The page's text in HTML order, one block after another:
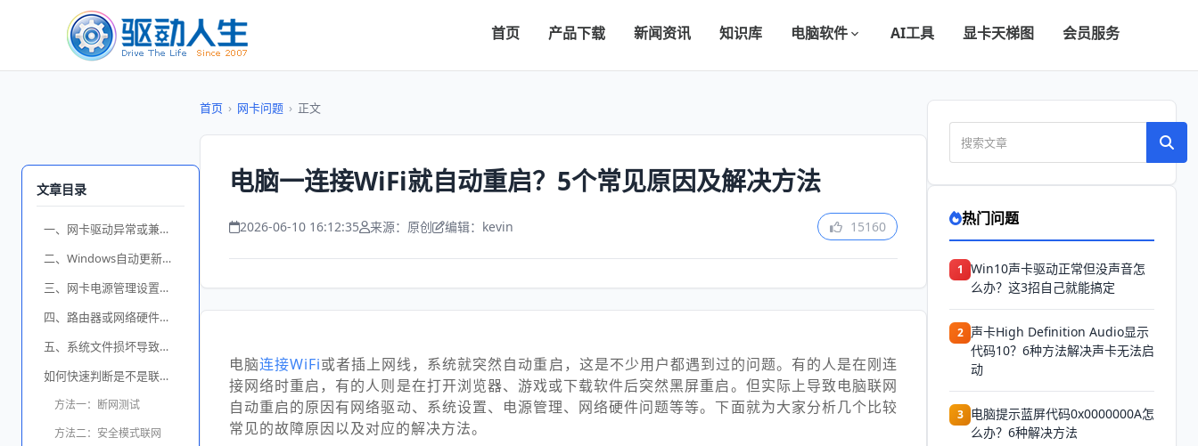
首页 产品下载 新闻资讯 知识库 电脑软件 AI工具 显卡天梯图 会员服务
文章目录
一、网卡驱动异常或兼容性问题
二、Windows自动更新触发重启
三、网卡电源管理设置异常
四、路由器或网络硬件故障
五、系统文件损坏导致联网崩溃
如何快速判断是不是联网导致的重启？
方法一：断网测试
方法二：安全模式联网
首页 › 网卡问题 › 正文
电脑一连接WiFi就自动重启？5个常见原因及解决方法
2026-06-10 16:12:35 来源：原创 编辑：kevin 15160
电脑连接WiFi或者插上网线，系统就突然自动重启，这是不少用户都遇到过的问题。有的人是在刚连
接网络时重启，有的人则是在打开浏览器、游戏或下载软件后突然黑屏重启。但实际上导致电脑联网
自动重启的原因有网络驱动、系统设置、电源管理、网络硬件问题等等。下面就为大家分析几个比较
常见的故障原因以及对应的解决方法。
热门问题
1 Win10声卡驱动正常但没声音怎
么办？这3招自己就能搞定
2 声卡High Definition Audio显示
代码10？6种方法解决声卡无法启
动
3 电脑提示蓝屏代码0x0000000A怎
么办？6种解决方法